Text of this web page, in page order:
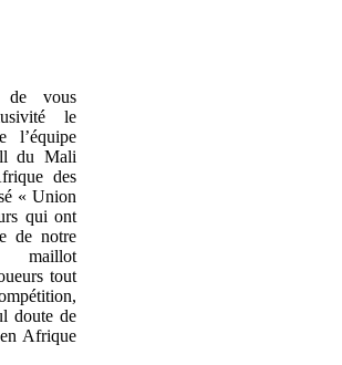
vous
le
l’équipe
du Mali
des
« Union
qui ont
de notre
tout
doute de
Afrique